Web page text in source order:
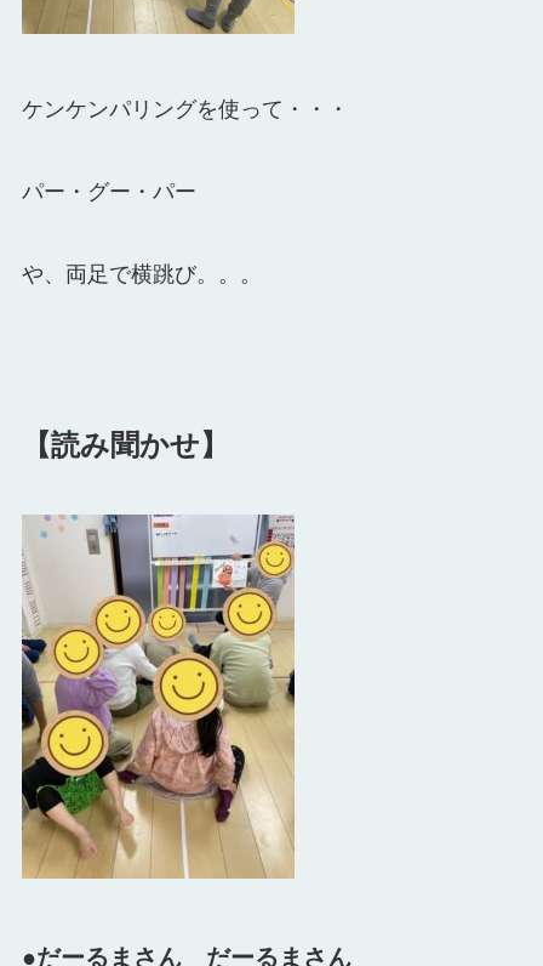
ケンケンパリングを使って・・・
パー・グー・パー
や、両足で横跳び。。。
【読み聞かせ】
●だーるまさん だーるまさん